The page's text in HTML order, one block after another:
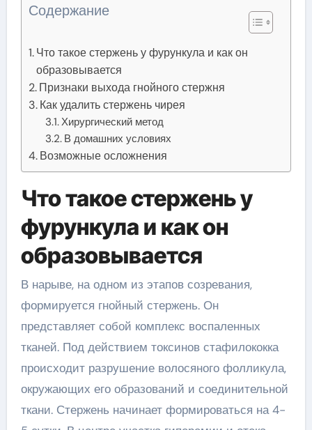
Содержание
Что такое стержень у фурункула и как он
образовывается
Признаки выхода гнойного стержня
Как удалить стержень чирея
Хирургический метод
В домашних условиях
Возможные осложнения
Что такое стержень у
фурункула и как он
образовывается
В нарыве, на одном из этапов созревания,
формируется гнойный стержень. Он
представляет собой комплекс воспаленных
тканей. Под действием токсинов стафилококка
происходит разрушение волосяного фолликула,
окружающих его образований и соединительной
ткани. Стержень начинает формироваться на 4-